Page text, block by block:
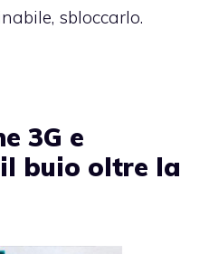
sbloccarlo.
3G e
buio oltre la